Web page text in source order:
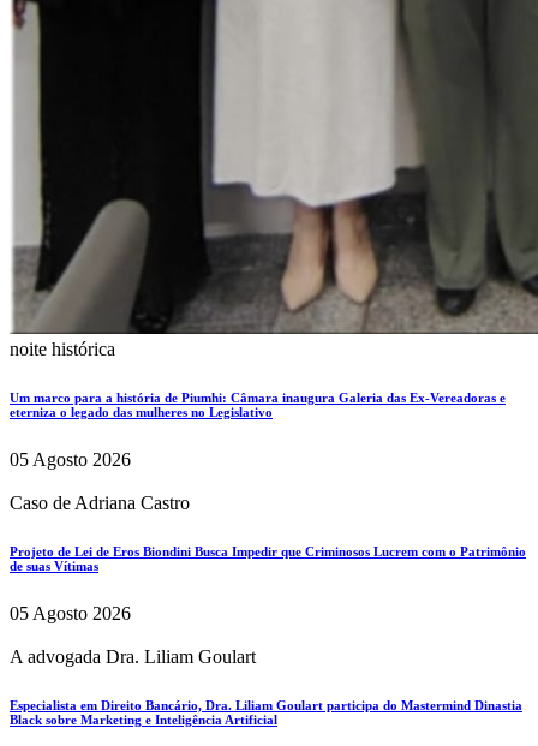
noite histórica
Um marco para a história de Piumhi: Câmara inaugura Galeria das Ex-Vereadoras e
eterniza o legado das mulheres no Legislativo
05 Agosto 2026
Caso de Adriana Castro
Projeto de Lei de Eros Biondini Busca Impedir que Criminosos Lucrem com o Patrimônio
de suas Vítimas
05 Agosto 2026
A advogada Dra. Liliam Goulart
Especialista em Direito Bancário, Dra. Liliam Goulart participa do Mastermind Dinastia
Black sobre Marketing e Inteligência Artificial